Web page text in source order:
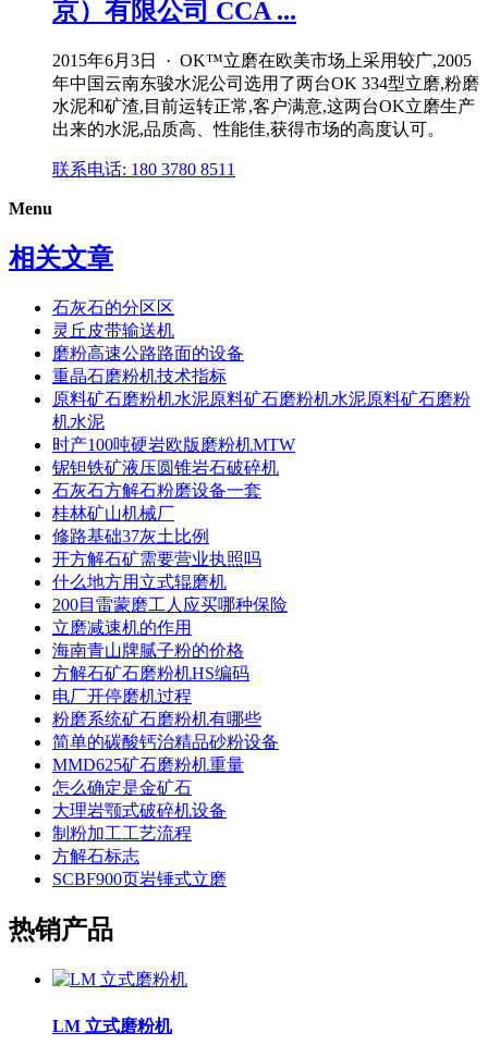
京）有限公司 CCA ...
2015年6月3日 · OK™立磨在欧美市场上采用较广,2005
年中国云南东骏水泥公司选用了两台OK 334型立磨,粉磨
水泥和矿渣,目前运转正常,客户满意,这两台OK立磨生产
出来的水泥,品质高、性能佳,获得市场的高度认可。
联系电话: 180 3780 8511
Menu
相关文章
石灰石的分区区
灵丘皮带输送机
磨粉高速公路路面的设备
重晶石磨粉机技术指标
原料矿石磨粉机水泥原料矿石磨粉机水泥原料矿石磨粉
机水泥
时产100吨硬岩欧版磨粉机MTW
铌钽铁矿液压圆锥岩石破碎机
石灰石方解石粉磨设备一套
桂林矿山机械厂
修路基础37灰土比例
开方解石矿需要营业执照吗
什么地方用立式辊磨机
200目雷蒙磨工人应买哪种保险
立磨减速机的作用
海南青山牌腻子粉的价格
方解石矿石磨粉机HS编码
电厂开停磨机过程
粉磨系统矿石磨粉机有哪些
简单的碳酸钙治精品砂粉设备
MMD625矿石磨粉机重量
怎么确定是金矿石
大理岩颚式破碎机设备
制粉加工工艺流程
方解石标志
SCBF900页岩锤式立磨
热销产品
LM 立式磨粉机